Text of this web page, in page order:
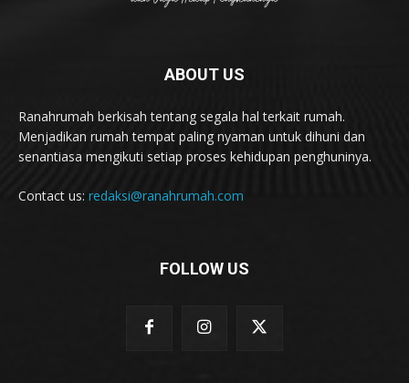
ABOUT US
Ranahrumah berkisah tentang segala hal terkait rumah.
Menjadikan rumah tempat paling nyaman untuk dihuni dan
senantiasa mengikuti setiap proses kehidupan penghuninya.
Contact us: redaksi@ranahrumah.com
FOLLOW US